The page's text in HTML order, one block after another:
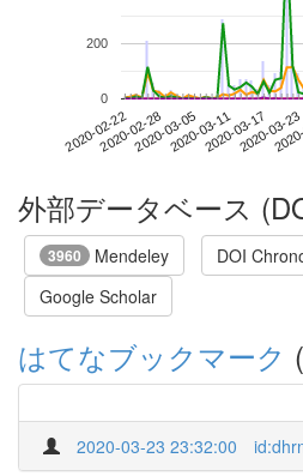
2020-02-222020-02-282020-03-052020-03-112020-03-172020-03-23
0
200
外部データベース
3960 Mendeley
DOI
Google Scholar
はてなブックマーク
2020-03-23 23:32:00